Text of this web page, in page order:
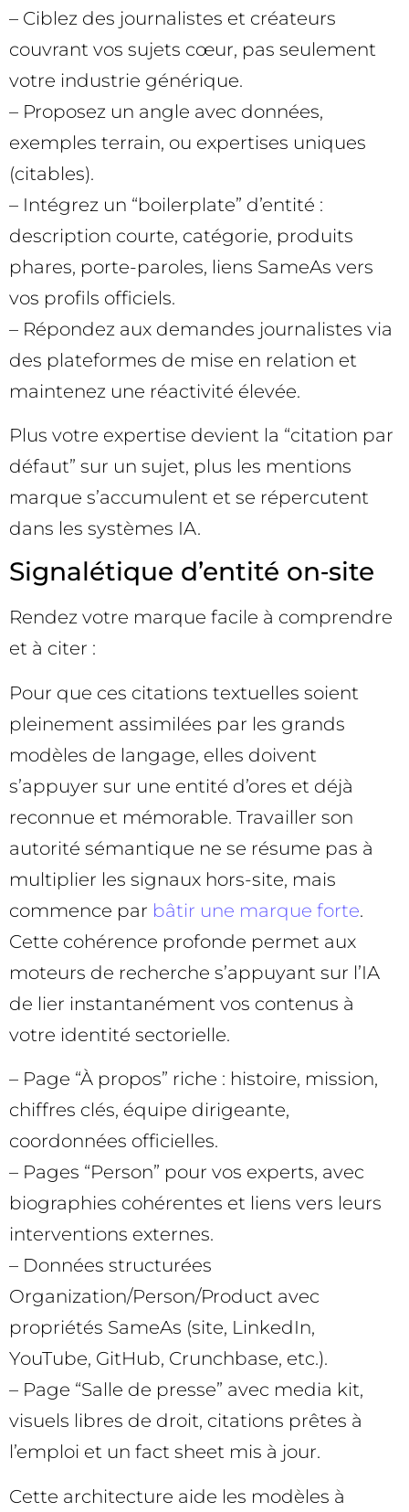
– Ciblez des journalistes et créateurs
couvrant vos sujets cœur, pas seulement
votre industrie générique.
– Proposez un angle avec données,
exemples terrain, ou expertises uniques
(citables).
– Intégrez un “boilerplate” d’entité :
description courte, catégorie, produits
phares, porte-paroles, liens SameAs vers
vos profils officiels.
– Répondez aux demandes journalistes via
des plateformes de mise en relation et
maintenez une réactivité élevée.
Plus votre expertise devient la “citation par
défaut” sur un sujet, plus les mentions
marque s’accumulent et se répercutent
dans les systèmes IA.
Signalétique d’entité on‑site
Rendez votre marque facile à comprendre
et à citer :
Pour que ces citations textuelles soient
pleinement assimilées par les grands
modèles de langage, elles doivent
s’appuyer sur une entité d’ores et déjà
reconnue et mémorable. Travailler son
autorité sémantique ne se résume pas à
multiplier les signaux hors-site, mais
commence par bâtir une marque forte.
Cette cohérence profonde permet aux
moteurs de recherche s’appuyant sur l’IA
de lier instantanément vos contenus à
votre identité sectorielle.
– Page “À propos” riche : histoire, mission,
chiffres clés, équipe dirigeante,
coordonnées officielles.
– Pages “Person” pour vos experts, avec
biographies cohérentes et liens vers leurs
interventions externes.
– Données structurées
Organization/Person/Product avec
propriétés SameAs (site, LinkedIn,
YouTube, GitHub, Crunchbase, etc.).
– Page “Salle de presse” avec media kit,
visuels libres de droit, citations prêtes à
l’emploi et un fact sheet mis à jour.
Cette architecture aide les modèles à